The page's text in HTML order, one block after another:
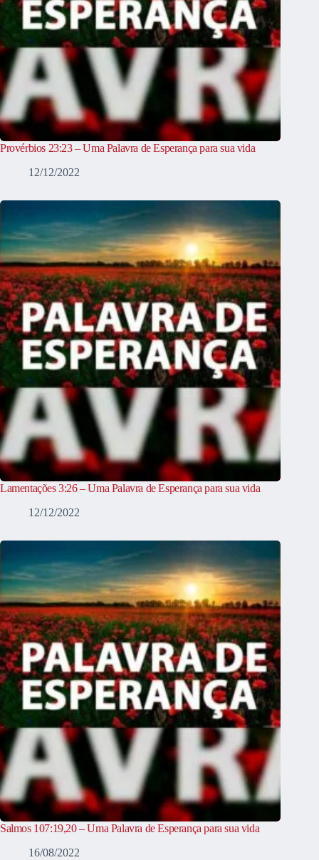
Provérbios 23:23 – Uma Palavra de Esperança para sua vida
12/12/2022
Lamentações 3:26 – Uma Palavra de Esperança para sua vida
12/12/2022
Salmos 107:19,20 – Uma Palavra de Esperança para sua vida
16/08/2022